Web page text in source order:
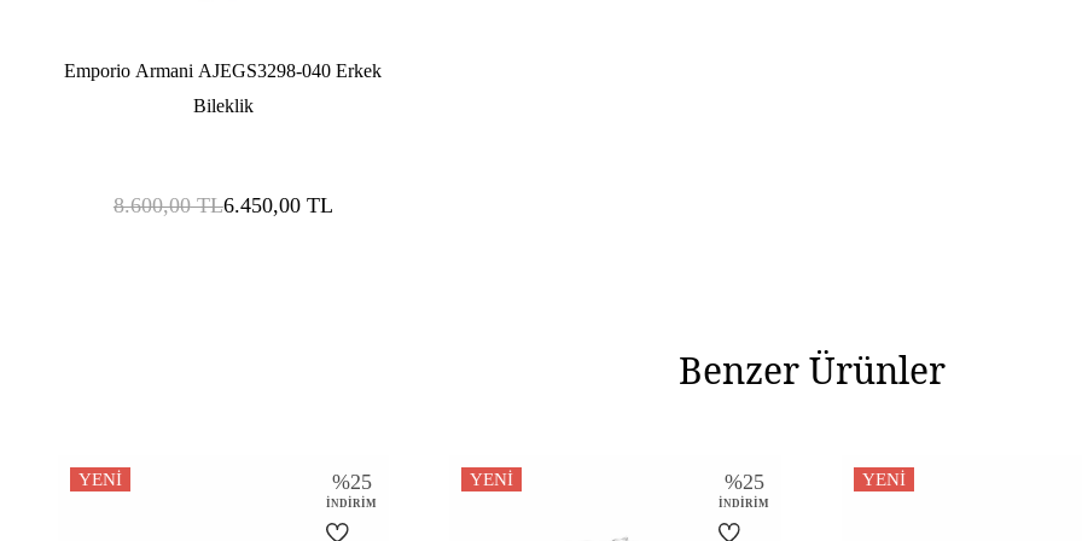
Emporio Armani AJEGS3298-040 Erkek
Bileklik
8.600,00TL6.450,00TL
Benzer Ürünler
YENI %25
İNDIRIM
YENI %25
İNDIRIM
YENI